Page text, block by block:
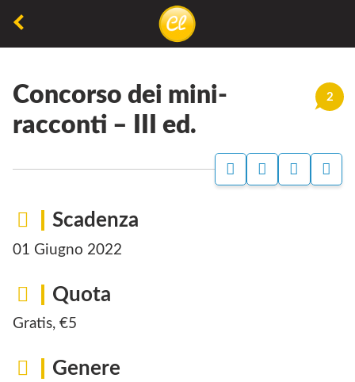
non
permette
permette
respirare
2
Concorso dei mini-
racconti – III ed.
Scadenza
01 Giugno 2022
Quota
Gratis, €5
Genere